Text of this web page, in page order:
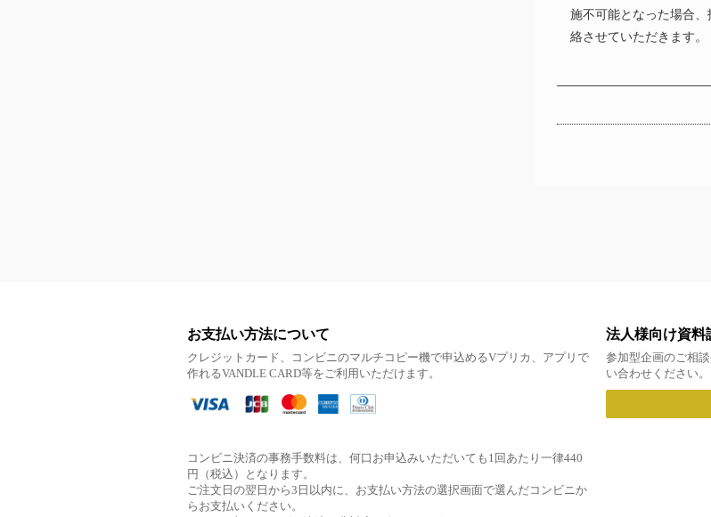
施不可能となった場合
絡させていただきます。
お支払い方法について
クレジットカード、コンビニのマルチコピー機で申込めるVプリカ、アプリで
作れるVANDLE CARD等をご利用いただけます。
コンビニ決済の事務手数料は、何口お申込みいただいても1回あたり一律440
円（税込）となります。
ご注文日の翌日から3日以内に、お支払い方法の選択画面で選んだコンビニか
らお支払いください。
法人様向け資料
参加型企画のご相
い合わせください。